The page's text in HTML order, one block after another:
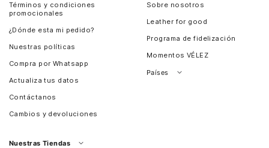
Términos y condiciones
promocionales
¿Dónde esta mi pedido?
Nuestras políticas
Compra por Whatsapp
Actualiza tus datos
Contáctanos
Cambios y devoluciones
Sobre nosotros
Leather for good
Programa de fidelización
Momentos VÉLEZ
Países
Nuestras Tiendas